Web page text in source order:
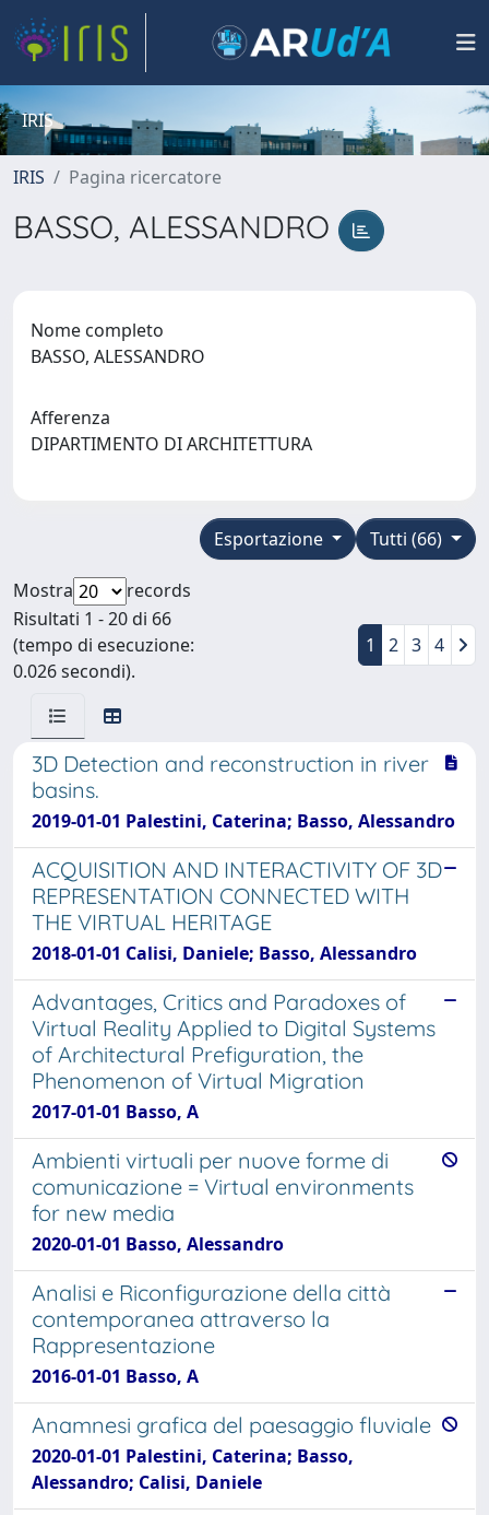
IRIS
IRIS Pagina ricercatore
BASSO, ALESSANDRO
Nome completo
BASSO, ALESSANDRO
Afferenza
DIPARTIMENTO DI ARCHITETTURA
Tutti (66)
Esportazione
Mostra
records
Risultati 1 - 20 di 66
(tempo di esecuzione:
0.026 secondi).
1 2 3 4
3D Detection and reconstruction in river
basins.
2019-01-01 Palestini, Caterina; Basso, Alessandro
ACQUISITION AND INTERACTIVITY OF 3D
REPRESENTATION CONNECTED WITH
THE VIRTUAL HERITAGE
2018-01-01 Calisi, Daniele; Basso, Alessandro
Advantages, Critics and Paradoxes of
Virtual Reality Applied to Digital Systems
of Architectural Prefiguration, the
Phenomenon of Virtual Migration
2017-01-01 Basso, A
Ambienti virtuali per nuove forme di
comunicazione = Virtual environments
for new media
2020-01-01 Basso, Alessandro
Analisi e Riconfigurazione della città
contemporanea attraverso la
Rappresentazione
2016-01-01 Basso, A
Anamnesi grafica del paesaggio fluviale
2020-01-01 Palestini, Caterina; Basso,
Alessandro; Calisi, Daniele